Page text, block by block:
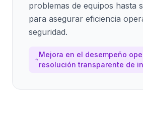
problemas de equipos hasta
para asegurar eficiencia
seguridad.
Mejora en el desempeño
resolución transparente de